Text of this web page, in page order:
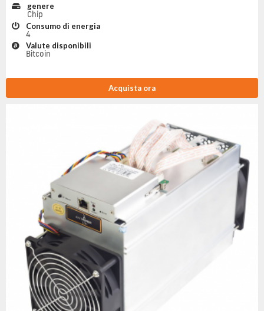
genere
Chip
Consumo di energia
4
Valute disponibili
Bitcoin
Acquista ora